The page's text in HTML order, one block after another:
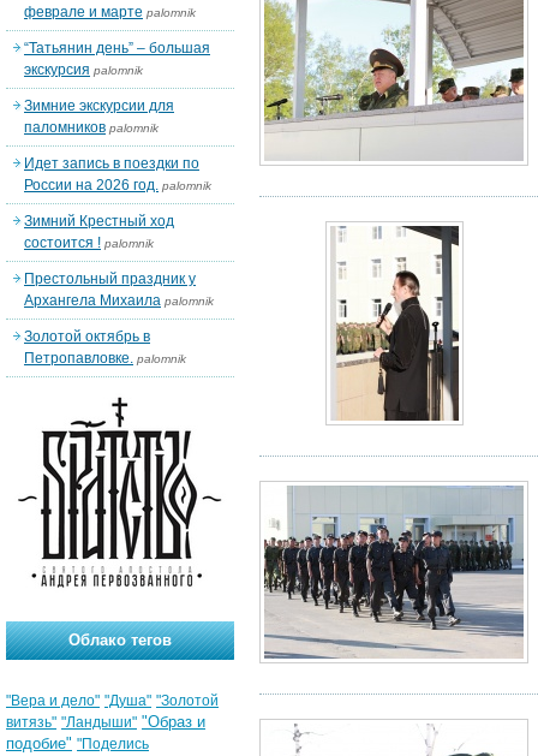
феврале и марте palomnik
“Татьянин день” – большая
экскурсия palomnik
Зимние экскурсии для
паломников palomnik
Идет запись в поездки по
России на 2026 год. palomnik
Зимний Крестный ход
состоится ! palomnik
Престольный праздник у
Архангела Михаила palomnik
Золотой октябрь в
Петропавловке. palomnik
Облако тегов
"Вера и дело" "Душа" "Золотой
витязь" "Ландыши" "Образ и
подобие" "Поделись